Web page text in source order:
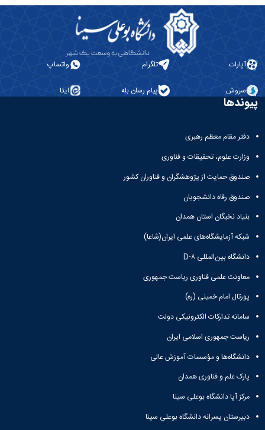
آپارات تلگرام واتساپ
سروش پیام رسان بله ایتا
پیوندها
دفتر مقام معظم رهبری
وزارت علوم، تحقیقات و فناوری
صندوق حمایت از پژوهشگران و فناوران کشور
صندوق رفاه دانشجویان
بنیاد نخبگان استان همدان
شبکه آزمایشگاه‌های علمی ایران(شاعا)
دانشگاه بین‌المللی D-۸
معاونت علمی فناوری ریاست جمهوری
پورتال امام خمینی (ره)
سامانه تدارکات الکترونیکی دولت
ریاست جمهوری اسلامی ایران
دانشگاه‌ها و مؤسسات آموزش عالی
پارک علم و فناوری همدان
مرکز آپا دانشگاه بوعلی سینا
دبیرستان پسرانه دانشگاه بوعلی سینا